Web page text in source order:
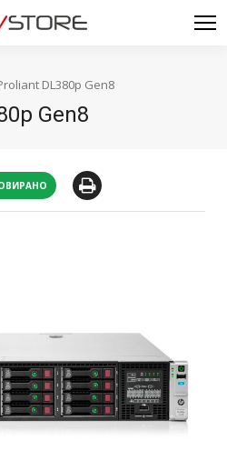
DL380p Gen8
Gen8